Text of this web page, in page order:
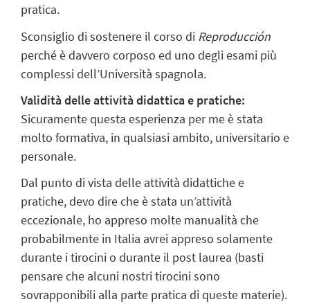
pratica.
Sconsiglio di sostenere il corso di Reproducción
perché è davvero corposo ed uno degli esami più
complessi dell’Università spagnola.
Validità delle attività didattica e pratiche:
Sicuramente questa esperienza per me è stata
molto formativa, in qualsiasi ambito, universitario e
personale.
Dal punto di vista delle attività didattiche e
pratiche, devo dire che è stata un’attività
eccezionale, ho appreso molte manualità che
probabilmente in Italia avrei appreso solamente
durante i tirocini o durante il post laurea (basti
pensare che alcuni nostri tirocini sono
sovrapponibili alla parte pratica di queste materie).